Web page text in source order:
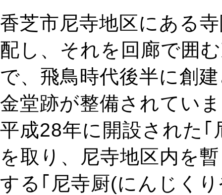
香芝市尼寺地区にある
配し、それを回廊で囲
で、飛鳥時代後半に創
金堂跡が整備されてい
平成28年に開設された｢
を取り、尼寺地区内を
する｢尼寺厨(にんじく